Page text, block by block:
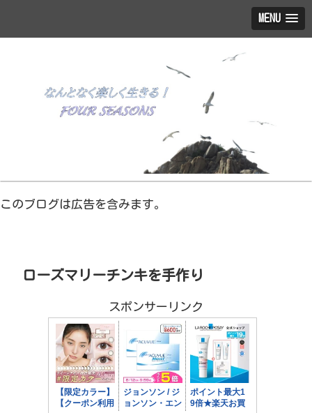
MENU
このブログは広告を含みます。
ローズマリーチンキを手作り
スポンサーリンク